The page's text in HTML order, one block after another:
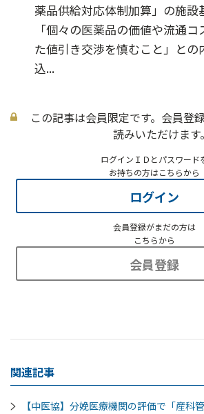
薬品供給対応体制加算」の施設
「個々の医薬品の価値や流通
た値引き交渉を慎むこと」との
込...
この記事は会員限定です。会員登
読みいただけます。
ログインＩＤとパスワード
お持ちの方はこちらから
ログイン
会員登録がまだの方は
こちらから
会員登録
関連記事
【中医協】分娩医療機関の評価で「産科